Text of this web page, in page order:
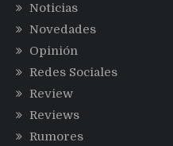
Noticias
Novedades
Opinión
Redes Sociales
Review
Reviews
Rumores